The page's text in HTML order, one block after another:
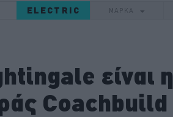
ELECTRIC ΜΑΡΚΑ
είναι η
Coachbuild